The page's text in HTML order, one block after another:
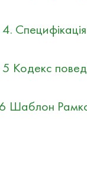
Шаблон